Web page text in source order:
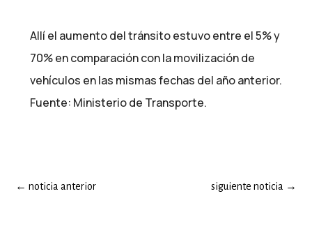
Allí el aumento del tránsito estuvo entre el 5% y
70% en comparación con la movilización de
vehículos en las mismas fechas del año anterior.
Fuente: Ministerio de Transporte.
←noticia anterior siguiente noticia →